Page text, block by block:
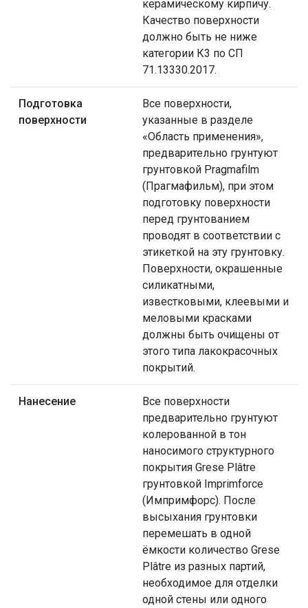
керамическому кирпичу.
Качество поверхности
должно быть не ниже
категории К3 по СП
71.13330.2017.
Подготовка
поверхности
Все поверхности,
указанные в разделе
«Область применения»,
предварительно грунтуют
грунтовкой Pragmafilm
(Прагмафильм), при этом
подготовку поверхности
перед грунтованием
проводят в соответствии с
этикеткой на эту грунтовку.
Поверхности, окрашенные
силикатными,
известковыми, клеевыми и
меловыми красками
должны быть очищены от
этого типа лакокрасочных
покрытий.
Нанесение
Все поверхности
предварительно грунтуют
колерованной в тон
наносимого структурного
покрытия Grese Plâtre
грунтовкой Imprimforce
(Импримфорс). После
высыхания грунтовки
перемешать в одной
ёмкости количество Grese
Plâtre из разных партий,
необходимое для отделки
одной стены или одного